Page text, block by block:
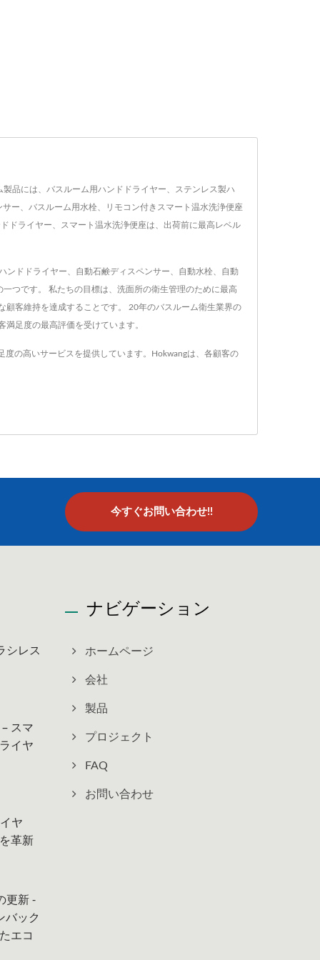
品には、バスルーム用ハンドドライヤー、ステンレス製ハ
ー、バスルーム用水栓、リモコン付きスマート温水洗浄便座
ドライヤー、スマート温水洗浄便座は、出荷前に最高レベル
ンドドライヤー、自動石鹸ディスペンサー、自動水栓、自動
つです。 私たちの目標は、洗面所の衛生管理のために最高
客維持を達成することです。 20年のバスルーム衛生業界の
足度の最高評価を受けています。
の高いサービスを提供しています。Hokwangは、各顧客の
今すぐお問い合わせ!!
シレス
スマ
イヤ
ヤ
革新
更新 -
バック
エコ
ナビゲーション
ホームページ
会社
製品
プロジェクト
FAQ
お問い合わせ